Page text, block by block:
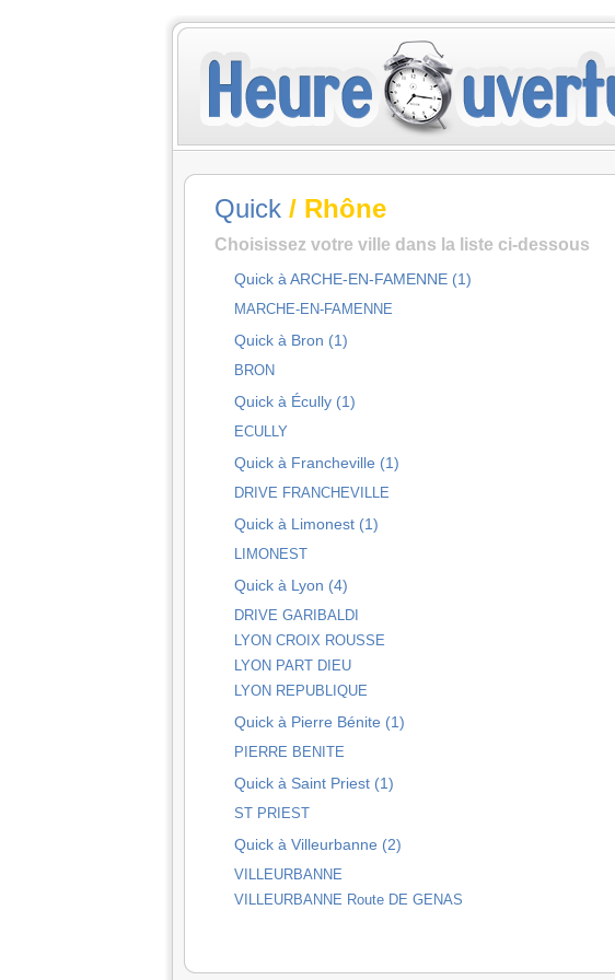
Quick / Rhône
Choisissez votre ville dans la liste ci-dessous
Quick à ARCHE-EN-FAMENNE (1)
MARCHE-EN-FAMENNE
Quick à Bron (1)
BRON
Quick à Écully (1)
ECULLY
Quick à Francheville (1)
DRIVE FRANCHEVILLE
Quick à Limonest (1)
LIMONEST
Quick à Lyon (4)
DRIVE GARIBALDI
LYON CROIX ROUSSE
LYON PART DIEU
LYON REPUBLIQUE
Quick à Pierre Bénite (1)
PIERRE BENITE
Quick à Saint Priest (1)
ST PRIEST
Quick à Villeurbanne (2)
VILLEURBANNE
VILLEURBANNE Route DE GENAS